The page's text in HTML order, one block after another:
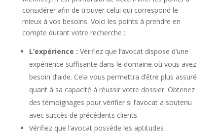
considérer afin de trouver celui qui correspond le
mieux à vos besoins. Voici les points à prendre en
compte durant votre recherche :
L’expérience : Vérifiez que l’avocat dispose d’une
expérience suffisante dans le domaine où vous avez
besoin d’aide. Cela vous permettra d’être plus assuré
quant à sa capacité à réussir votre dossier. Obtenez
des témoignages pour vérifier si l’avocat a soutenu
avec succès de précédents clients.
Vérifiez que l’avocat possède les aptitudes